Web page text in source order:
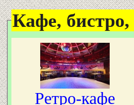
Кафе,
Ретро-кафе